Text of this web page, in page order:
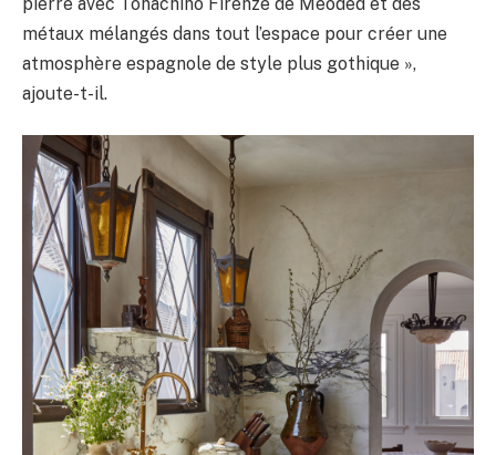
métaux mélangés dans tout l’espace pour créer une
atmosphère espagnole de style plus gothique »,
ajoute-t-il.